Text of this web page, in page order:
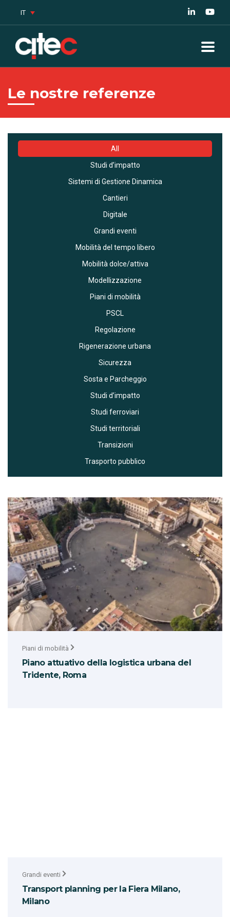
IT
Le nostre referenze
All
Studi d’impatto
Sistemi di Gestione Dinamica
Cantieri
Digitale
Grandi eventi
Mobilità del tempo libero
Mobilità dolce/attiva
Modellizzazione
Piani di mobilità
PSCL
Regolazione
Rigenerazione urbana
Sicurezza
Sosta e Parcheggio
Studi d’impatto
Studi ferroviari
Studi territoriali
Transizioni
Trasporto pubblico
Piani di mobilità
Piano attuativo della logistica urbana del
Tridente, Roma
Grandi eventi
Transport planning per la Fiera Milano,
Milano